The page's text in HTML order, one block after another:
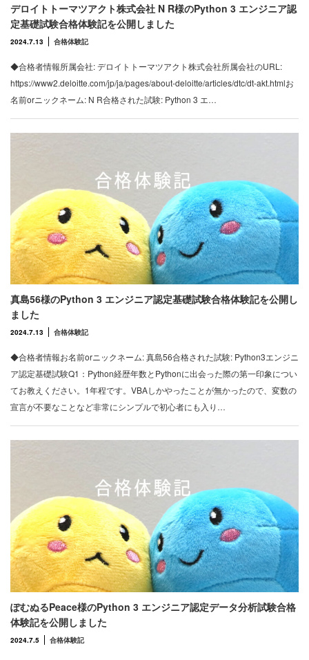
デロイトトーマツアクト株式会社 N R様のPython 3 エンジニア認
定基礎試験合格体験記を公開しました
2024.7.13 合格体験記
◆合格者情報所属会社: デロイトトーマツアクト株式会社所属会社のURL:
https://www2.deloitte.com/jp/ja/pages/about-deloitte/articles/dtc/dt-akt.htmlお
名前orニックネーム: N R合格された試験: Python 3 エ…
真島56様のPython 3 エンジニア認定基礎試験合格体験記を公開し
ました
2024.7.13 合格体験記
◆合格者情報お名前orニックネーム: 真島56合格された試験: Python3エンジニ
ア認定基礎試験Q1：Python経歴年数とPythonに出会った際の第一印象につい
てお教えください。1年程です。VBAしかやったことが無かったので、変数の
宣言が不要なことなど非常にシンプルで初心者にも入り…
ぽむぬるPeace様のPython 3 エンジニア認定データ分析試験合格
体験記を公開しました
2024.7.5 合格体験記